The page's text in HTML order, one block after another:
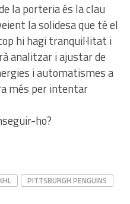
la porteria és la clau
la solidesa que té el
hi hagi tranquil·litat i
analitzar i ajustar de
i automatismes a
més per intentar
ho?
PITTSBURGH PENGUINS